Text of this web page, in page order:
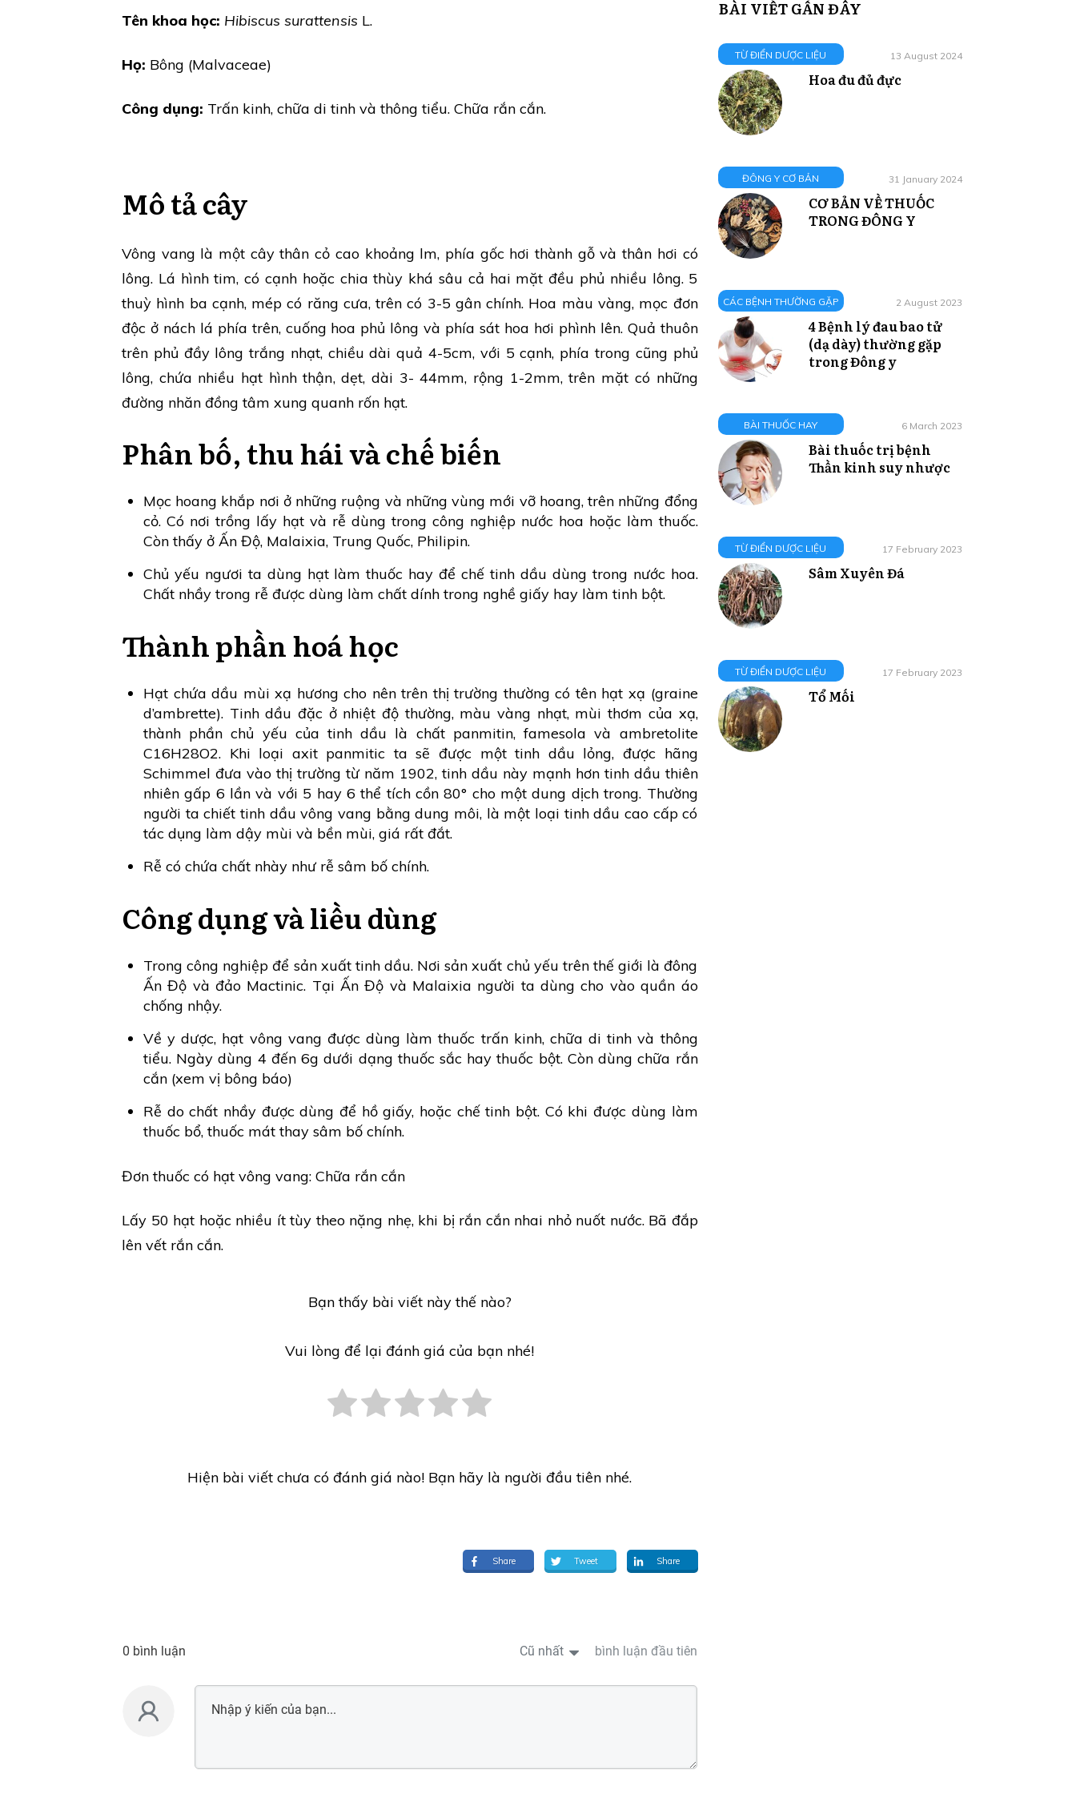
Tên khoa học: Hibiscus surattensis L.
Họ: Bông (Malvaceae)
Công dụng: Trấn kinh, chữa di tinh và thông tiểu. Chữa rắn cắn.
Mô tả cây
Vông vang là một cây thân cỏ cao khoảng lm, phía gốc hơi thành gỗ và thân hơi có
lông. Lá hình tim, có cạnh hoặc chia thùy khá sâu cả hai mặt đều phủ nhiều lông. 5
thuỳ hình ba cạnh, mép có răng cưa, trên có 3-5 gân chính. Hoa màu vàng, mọc đơn
độc ở nách lá phía trên, cuống hoa phủ lông và phía sát hoa hơi phình lên. Quả thuôn
trên phủ đầy lông trắng nhạt, chiều dài quả 4-5cm, với 5 cạnh, phía trong cũng phủ
lông, chứa nhiều hạt hình thận, dẹt, dài 3- 44mm, rộng 1-2mm, trên mặt có những
đường nhăn đồng tâm xung quanh rốn hạt.
Phân bố, thu hái và chế biến
Mọc hoang khắp nơi ở những ruộng và những vùng mới vỡ hoang, trên những đổng
cỏ. Có nơi trồng lấy hạt và rễ dùng trong công nghiệp nước hoa hoặc làm thuốc.
Còn thấy ở Ấn Độ, Malaixia, Trung Quốc, Philipin.
Chủ yếu ngươi ta dùng hạt làm thuốc hay để chế tinh dầu dùng trong nước hoa.
Chất nhầy trong rễ được dùng làm chất dính trong nghề giấy hay làm tinh bột.
Thành phần hoá học
Hạt chứa dầu mùi xạ hương cho nên trên thị trường thường có tên hạt xạ (graine
d’ambrette). Tinh dầu đặc ở nhiệt độ thường, màu vàng nhạt, mùi thơm của xạ,
thành phần chủ yếu của tinh dầu là chất panmitin, famesola và ambretolite
C16H28O2. Khi loại axit panmitic ta sẽ được một tinh dầu lỏng, được hãng
Schimmel đưa vào thị trường từ năm 1902, tinh dầu này mạnh hơn tinh dầu thiên
nhiên gấp 6 lần và với 5 hay 6 thể tích cồn 80° cho một dung dịch trong. Thường
người ta chiết tinh dầu vông vang bằng dung môi, là một loại tinh dầu cao cấp có
tác dụng làm dậy mùi và bền mùi, giá rất đắt.
Rễ có chứa chất nhày như rễ sâm bố chính.
Công dụng và liều dùng
Trong công nghiệp để sản xuất tinh dầu. Nơi sản xuất chủ yếu trên thế giới là đông
Ấn Độ và đảo Mactinic. Tại Ấn Độ và Malaixia người ta dùng cho vào quần áo
chống nhậy.
Về y dược, hạt vông vang được dùng làm thuốc trấn kinh, chữa di tinh và thông
tiểu. Ngày dùng 4 đến 6g dưới dạng thuốc sắc hay thuốc bột. Còn dùng chữa rắn
cắn (xem vị bông báo)
Rễ do chất nhầy được dùng để hồ giấy, hoặc chế tinh bột. Có khi được dùng làm
thuốc bổ, thuốc mát thay sâm bố chính.
Đơn thuốc có hạt vông vang: Chữa rắn cắn
Lấy 50 hạt hoặc nhiều ít tùy theo nặng nhẹ, khi bị rắn cắn nhai nhỏ nuốt nước. Bã đắp
lên vết rắn cắn.
Bạn thấy bài viết này thế nào?
Vui lòng để lại đánh giá của bạn nhé!
Hiện bài viết chưa có đánh giá nào! Bạn hãy là người đầu tiên nhé.
Share Tweet Share
0 bình luận Cũ nhất bình luận đầu tiên
BÀI VIẾT GẦN ĐÂY
TỪ ĐIỂN DƯỢC LIỆU 13 August 2024
Hoa đu đủ đực
ĐÔNG Y CƠ BẢN 31 January 2024
CƠ BẢN VỀ THUỐC
TRONG ĐÔNG Y
CÁC BỆNH THƯỜNG GẶP 2 August 2023
4 Bệnh lý đau bao tử
(dạ dày) thường gặp
trong Đông y
BÀI THUỐC HAY 6 March 2023
Bài thuốc trị bệnh
Thần kinh suy nhược
TỪ ĐIỂN DƯỢC LIỆU 17 February 2023
Sâm Xuyên Đá
TỪ ĐIỂN DƯỢC LIỆU 17 February 2023
Tổ Mối